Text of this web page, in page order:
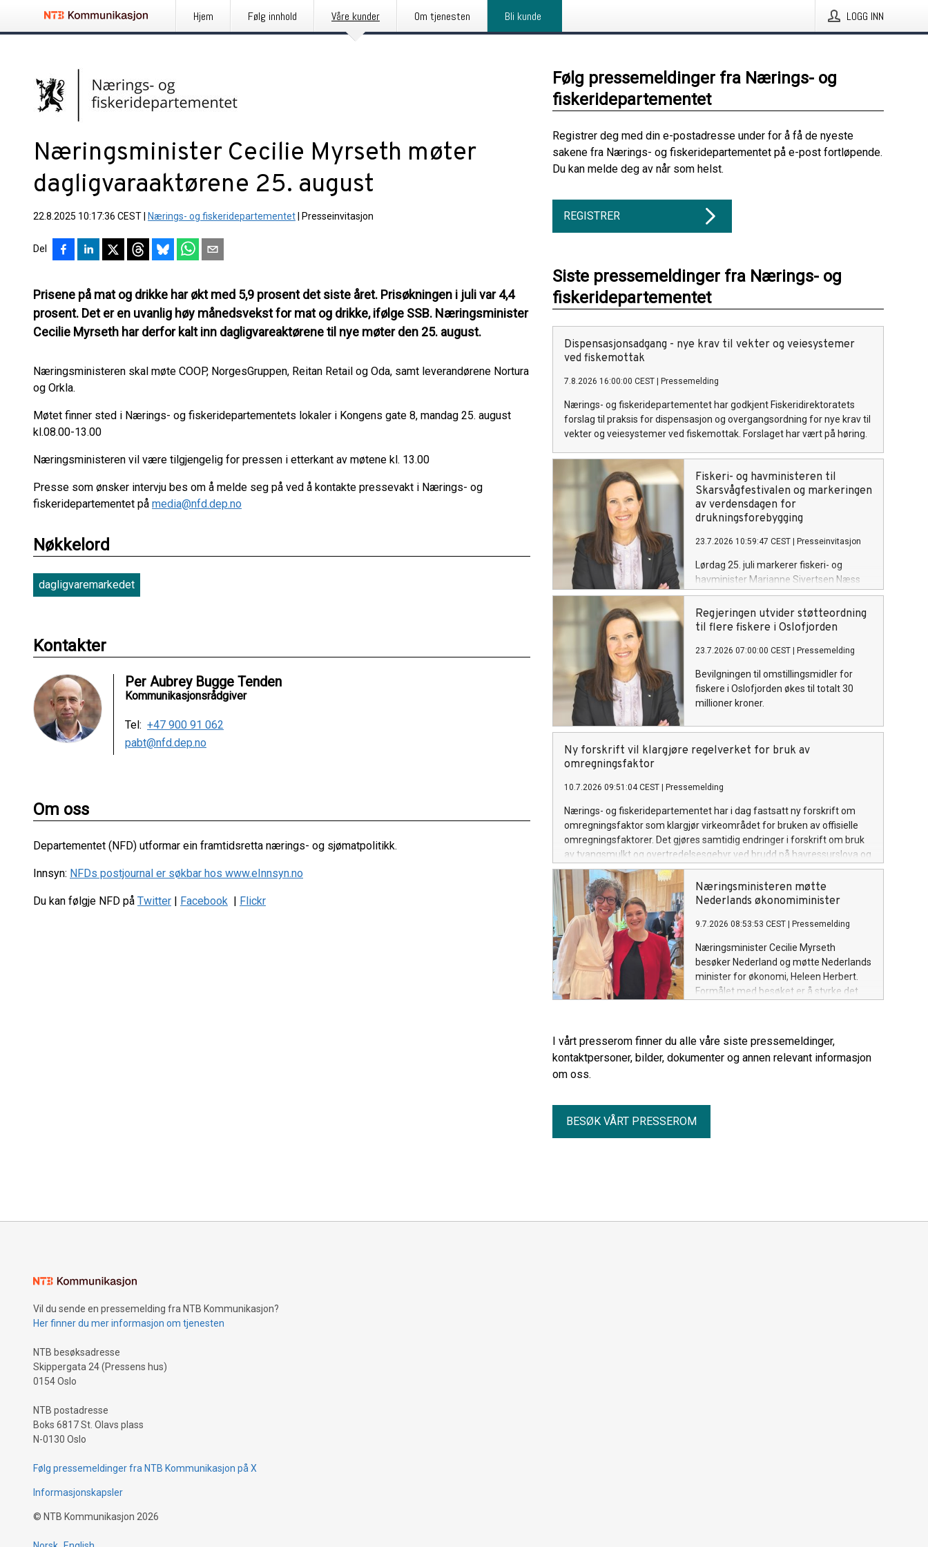
Hjem Følg innhold Våre kunder Om tjenesten Bli kunde LOGG INN
Næringsminister Cecilie Myrseth møter
dagligvaraaktørene 25. august
22.8.2025 10:17:36 CEST Nærings- og fiskeridepartementet Presseinvitasjon
Del
Prisene på mat og drikke har økt med 5,9 prosent det siste året. Prisøkningen i juli var 4,4
prosent. Det er en uvanlig høy månedsvekst for mat og drikke, ifølge SSB. Næringsminister
Cecilie Myrseth har derfor kalt inn dagligvareaktørene til nye møter den 25. august.
Næringsministeren skal møte COOP, NorgesGruppen, Reitan Retail og Oda, samt leverandørene Nortura
og Orkla.
Møtet finner sted i Nærings- og fiskeridepartementets lokaler i Kongens gate 8, mandag 25. august
kl.08.00-13.00
Næringsministeren vil være tilgjengelig for pressen i etterkant av møtene kl. 13.00
Presse som ønsker intervju bes om å melde seg på ved å kontakte pressevakt i Nærings- og
fiskeridepartementet på media@nfd.dep.no
Nøkkelord
dagligvaremarkedet
Kontakter
Per Aubrey Bugge Tenden
Kommunikasjonsrådgiver
Tel: +47 900 91 062
pabt@nfd.dep.no
Om oss
Departementet (NFD) utformar ein framtidsretta nærings- og sjømatpolitikk.
Innsyn: NFDs postjournal er søkbar hos www.eInnsyn.no
Du kan følgje NFD på Twitter | Facebook | Flickr
Følg pressemeldinger fra Nærings- og
fiskeridepartementet
Registrer deg med din e-postadresse under for å få de nyeste
sakene fra Nærings- og fiskeridepartementet på e-post fortløpende.
Du kan melde deg av når som helst.
REGISTRER
Siste pressemeldinger fra Nærings- og
fiskeridepartementet
Dispensasjonsadgang - nye krav til vekter og veiesystemer
ved fiskemottak
7.8.2026 16:00:00 CEST Pressemelding
Nærings- og fiskeridepartementet har godkjent Fiskeridirektoratets
forslag til praksis for dispensasjon og overgangsordning for nye krav til
vekter og veiesystemer ved fiskemottak. Forslaget har vært på høring.
Fiskeri- og havministeren til
Skarsvågfestivalen og markeringen
av verdensdagen for
drukningsforebygging
23.7.2026 10:59:47 CEST Presseinvitasjon
Lørdag 25. juli markerer fiskeri- og
havminister Marianne Sivertsen Næss
FNs verdensdag for forebygging av
drukning i Skarsvåg, verdens nordligste
fiskevær.
Regjeringen utvider støtteordning
til flere fiskere i Oslofjorden
23.7.2026 07:00:00 CEST Pressemelding
Bevilgningen til omstillingsmidler for
fiskere i Oslofjorden økes til totalt 30
millioner kroner.
Ny forskrift vil klargjøre regelverket for bruk av
omregningsfaktor
10.7.2026 09:51:04 CEST Pressemelding
Nærings- og fiskeridepartementet har i dag fastsatt ny forskrift om
omregningsfaktor som klargjør virkeområdet for bruken av offisielle
omregningsfaktorer. Det gjøres samtidig endringer i forskrift om bruk
av tvangsmulkt og overtredelsesgebyr ved brudd på havressurslova og
deltakerloven, i tråd med sanksjonsreglene i den nye forskriften.
Næringsministeren møtte
Nederlands økonomiminister
9.7.2026 08:53:53 CEST Pressemelding
Næringsminister Cecilie Myrseth
besøker Nederland og møtte Nederlands
minister for økonomi, Heleen Herbert.
Formålet med besøket er å styrke det
handel, investeringer og
næringslivssamarbeid.
I vårt presserom finner du alle våre siste pressemeldinger,
kontaktpersoner, bilder, dokumenter og annen relevant informasjon
om oss.
BESØK VÅRT PRESSEROM
Vil du sende en pressemelding fra NTB Kommunikasjon?
Her finner du mer informasjon om tjenesten
NTB besøksadresse
Skippergata 24 (Pressens hus)
0154 Oslo
NTB postadresse
Boks 6817 St. Olavs plass
N-0130 Oslo
Følg pressemeldinger fra NTB Kommunikasjon på X
Informasjonskapsler
© NTB Kommunikasjon 2026